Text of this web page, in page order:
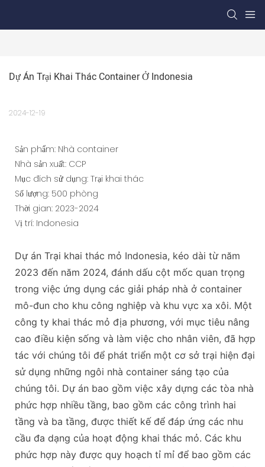
Dự Án Trại Khai Thác Container Ở Indonesia
2024-12-19
Sản phẩm: Nhà container
Nhà sản xuất: CCP
Mục đích sử dụng: Trại khai thác
Số lượng: 500 phòng
Thời gian: 2023-2024
Vị trí: Indonesia
Dự án Trại khai thác mỏ Indonesia, kéo dài từ năm
2023 đến năm 2024, đánh dấu cột mốc quan trọng
trong việc ứng dụng các giải pháp nhà ở container
mô-đun cho khu công nghiệp và khu vực xa xôi. Một
công ty khai thác mỏ địa phương, với mục tiêu nâng
cao điều kiện sống và làm việc cho nhân viên, đã hợp
tác với chúng tôi để phát triển một cơ sở trại hiện đại
sử dụng những ngôi nhà container sáng tạo của
chúng tôi. Dự án bao gồm việc xây dựng các tòa nhà
phức hợp nhiều tầng, bao gồm các công trình hai
tầng và ba tầng, được thiết kế để đáp ứng các nhu
cầu đa dạng của hoạt động khai thác mỏ. Các khu
phức hợp này được quy hoạch tỉ mỉ để bao gồm các